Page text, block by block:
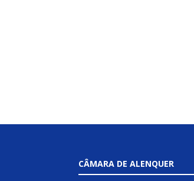
CÂMARA DE ALENQUER